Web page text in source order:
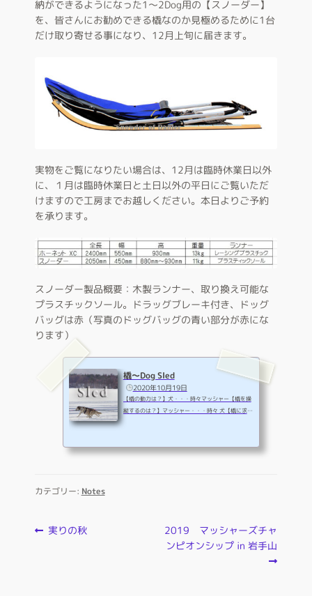
納ができるようになった1～2Dog用の【スノーダー】
を、皆さんにお勧めできる橇なのか見極めるために1台
だけ取り寄せる事になり、12月上旬に届きます。
実物をご覧になりたい場合は、12月は臨時休業日以外
に、１月は臨時休業日と土日以外の平日にご覧いただ
けますので工房までお越しください。本日よりご予約
を承ります。
スノーダー製品概要：木製ランナー、取り換え可能な
プラスチックソール。ドラッグブレーキ付き、ドッグ
バッグは赤（写真のドッグバッグの青い部分が赤にな
ります）
橇～Dog Sled
2020年10月19日
【橇の動力は？】犬・・・時々マッシャー【橇を操
縦するのは？】マッシャー・・・時々 犬【橇に求め
足の立ち位置などで素直に橇が動きます。今まで必
カテゴリー: Notes
投前
実りの秋
次
の
2019 マッシャーズチャ
ンピオンシップ in 岩手山